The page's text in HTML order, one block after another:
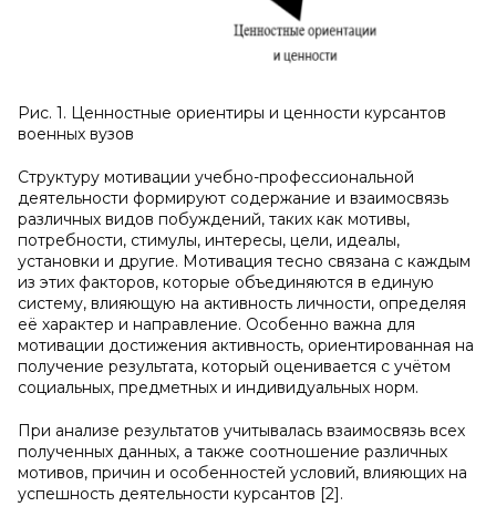
Рис. 1. Ценностные ориентиры и ценности курсантов
военных вузов
Структуру мотивации учебно-профессиональной
деятельности формируют содержание и взаимосвязь
различных видов побуждений, таких как мотивы,
потребности, стимулы, интересы, цели, идеалы,
установки и другие. Мотивация тесно связана с каждым
из этих факторов, которые объединяются в единую
систему, влияющую на активность личности, определяя
её характер и направление. Особенно важна для
мотивации достижения активность, ориентированная на
получение результата, который оценивается с учётом
социальных, предметных и индивидуальных норм.
При анализе результатов учитывалась взаимосвязь всех
полученных данных, а также соотношение различных
мотивов, причин и особенностей условий, влияющих на
успешность деятельности курсантов [2].